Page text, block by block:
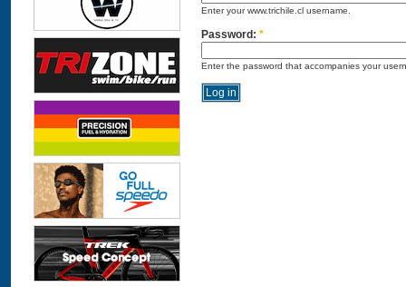
Enter your www.trichile.cl username.
Password: *
Enter the password that accompanies your